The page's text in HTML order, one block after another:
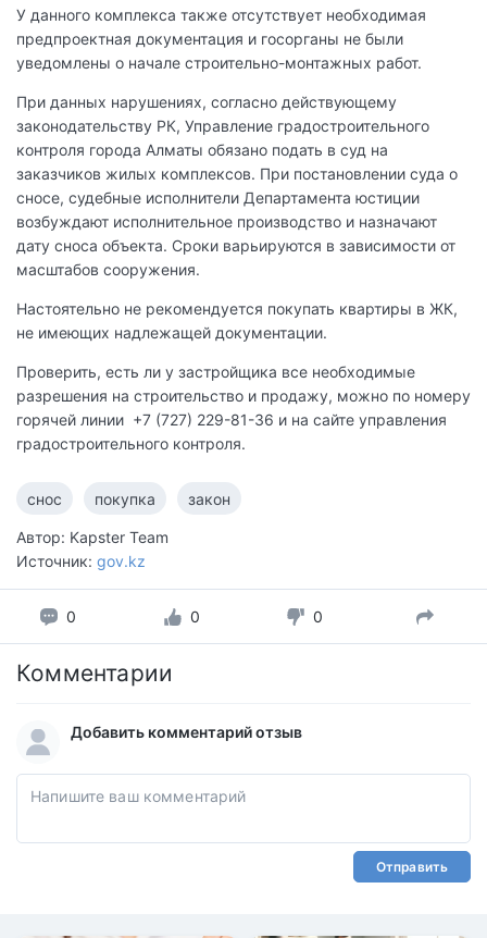
У данного комплекса также отсутствует необходимая
предпроектная документация и госорганы не были
уведомлены о начале строительно-монтажных работ.
При данных нарушениях, согласно действующему
законодательству РК, Управление градостроительного
контроля города Алматы обязано подать в суд на
заказчиков жилых комплексов. При постановлении суда о
сносе, судебные исполнители Департамента юстиции
возбуждают исполнительное производство и назначают
дату сноса объекта. Сроки варьируются в зависимости от
масштабов сооружения.
Настоятельно не рекомендуется покупать квартиры в ЖК,
не имеющих надлежащей документации.
Проверить, есть ли у застройщика все необходимые
разрешения на строительство и продажу, можно по номеру
горячей линии +7 (727) 229-81-36 и на сайте управления
градостроительного контроля.
снос покупка закон
Автор: Kapster Team
Источник: gov.kz
0 0 0
Комментарии
Добавить комментарий отзыв
Отправить